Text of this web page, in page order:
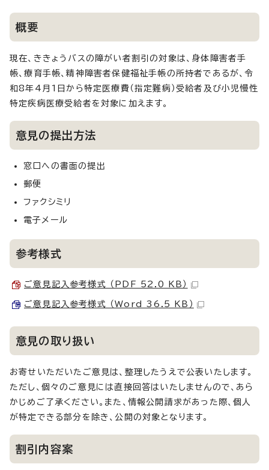
概要
現在、ききょうバスの障がい者割引の対象は、身体障害者手
帳、療育手帳、精神障害者保健福祉手帳の所持者であるが、令
和8年4月1日から特定医療費（指定難病）受給者及び小児慢性
特定疾病医療受給者を対象に加えます。
意見の提出方法
窓口への書面の提出
郵便
ファクシミリ
電子メール
参考様式
ご意見記入参考様式 （PDF 52.0 KB）
ご意見記入参考様式 （Word 36.5 KB）
意見の取り扱い
お寄せいただいたご意見は、整理したうえで公表いたします。
ただし、個々のご意見には直接回答はいたしませんので、あら
かじめご了承ください。また、情報公開請求があった際、個人
が特定できる部分を除き、公開の対象となります。
割引内容案